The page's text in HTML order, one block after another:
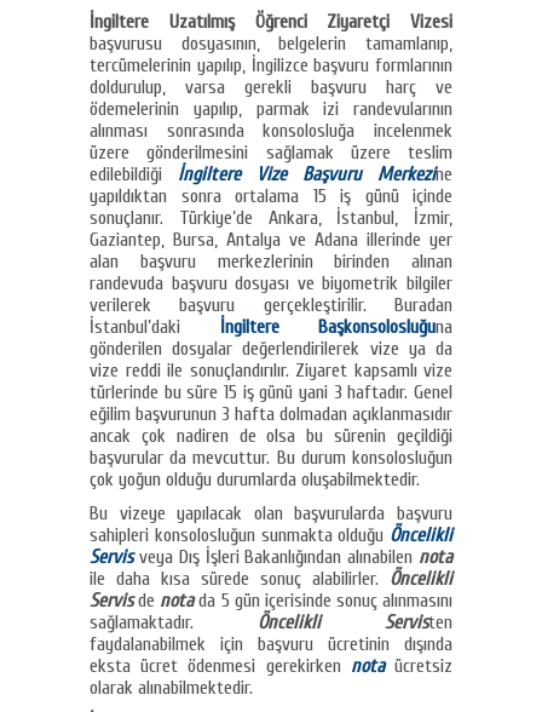
İngiltere Uzatılmış Öğrenci Ziyaretçi Vizesi
başvurusu dosyasının, belgelerin tamamlanıp,
tercümelerinin yapılıp, İngilizce başvuru formlarının
doldurulup, varsa gerekli başvuru harç ve
ödemelerinin yapılıp, parmak izi randevularının
alınması sonrasında konsolosluğa incelenmek
üzere gönderilmesini sağlamak üzere teslim
edilebildiği İngiltere Vize Başvuru Merkezine
yapıldıktan sonra ortalama 15 iş günü içinde
sonuçlanır. Türkiye’de Ankara, İstanbul, İzmir,
Gaziantep, Bursa, Antalya ve Adana illerinde yer
alan başvuru merkezlerinin birinden alınan
randevuda başvuru dosyası ve biyometrik bilgiler
verilerek başvuru gerçekleştirilir. Buradan
İstanbul’daki İngiltere Başkonsolosluğuna
gönderilen dosyalar değerlendirilerek vize ya da
vize reddi ile sonuçlandırılır. Ziyaret kapsamlı vize
türlerinde bu süre 15 iş günü yani 3 haftadır. Genel
eğilim başvurunun 3 hafta dolmadan açıklanmasıdır
ancak çok nadiren de olsa bu sürenin geçildiği
başvurular da mevcuttur. Bu durum konsolosluğun
çok yoğun olduğu durumlarda oluşabilmektedir.
Bu vizeye yapılacak olan başvurularda başvuru
sahipleri konsolosluğun sunmakta olduğu Öncelikli
Servis veya Dış İşleri Bakanlığından alınabilen nota
ile daha kısa sürede sonuç alabilirler. Öncelikli
Servisde notada 5 gün içerisinde sonuç alınmasını
sağlamaktadır. Öncelikli Servisten
faydalanabilmek için başvuru ücretinin dışında
eksta ücret ödenmesi gerekirken nota ücretsiz
olarak alınabilmektedir.